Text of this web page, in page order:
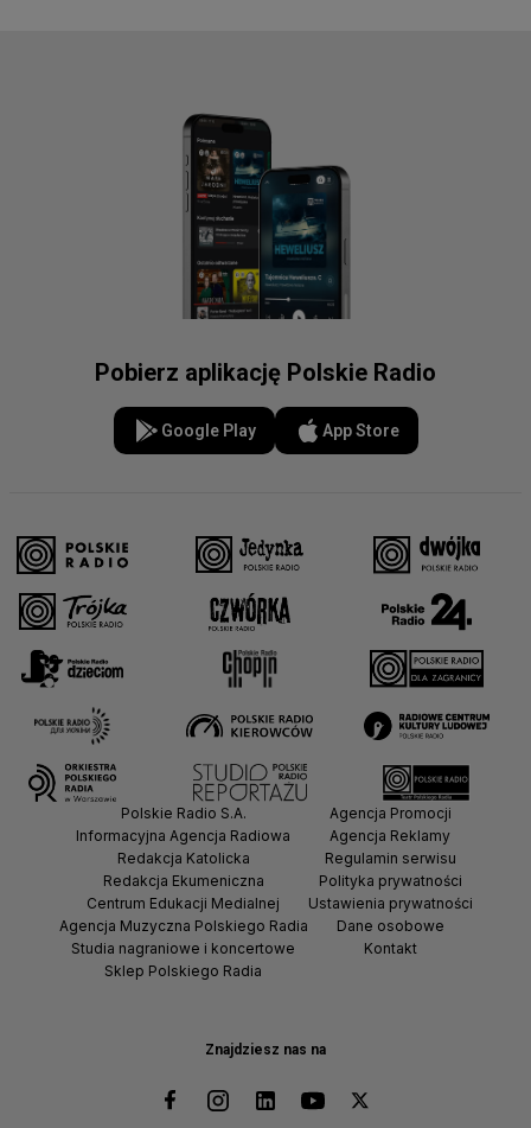
Pobierz aplikację Polskie Radio
Google Play App Store
Znajdziesz nas na
Polskie Radio S.A.
Informacyjna Agencja Radiowa
Redakcja Katolicka
Redakcja Ekumeniczna
Centrum Edukacji Medialnej
Agencja Muzyczna Polskiego Radia
Studia nagraniowe i koncertowe
Sklep Polskiego Radia
Agencja Promocji
Agencja Reklamy
Regulamin serwisu
Polityka prywatności
Ustawienia prywatności
Dane osobowe
Kontakt